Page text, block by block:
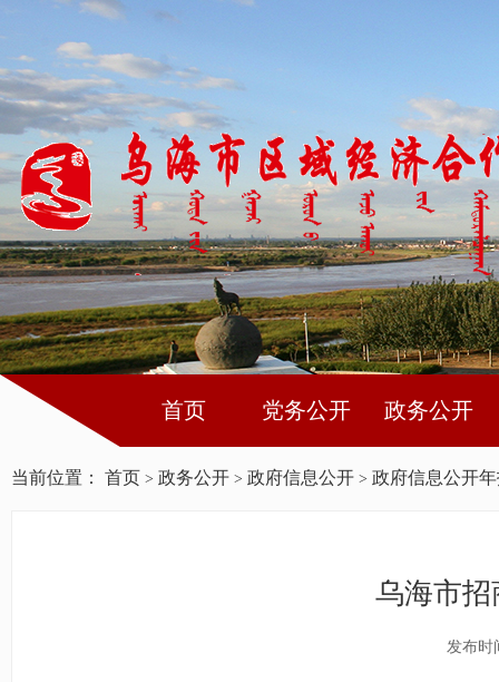
首页 党务公开 政务公开
当前位置： 首页 > 政务公开 > 政府信息公开 > 政府信息公开
乌海市招
发布时